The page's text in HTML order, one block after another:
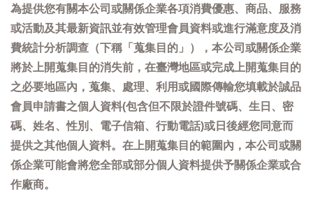
為提供您有關本公司或關係企業各項消費優惠、商品、服務
或活動及其最新資訊並有效管理會員資料或進行滿意度及消
費統計分析調查（下稱「蒐集目的」），本公司或關係企業
將於上開蒐集目的消失前，在臺灣地區或完成上開蒐集目的
之必要地區內，蒐集、處理、利用或國際傳輸您填載於誠品
會員申請書之個人資料(包含但不限於證件號碼、生日、密
碼、姓名、性別、電子信箱、行動電話)或日後經您同意而
提供之其他個人資料。在上開蒐集目的範圍內，本公司或關
係企業可能會將您全部或部分個人資料提供予關係企業或合
作廠商。